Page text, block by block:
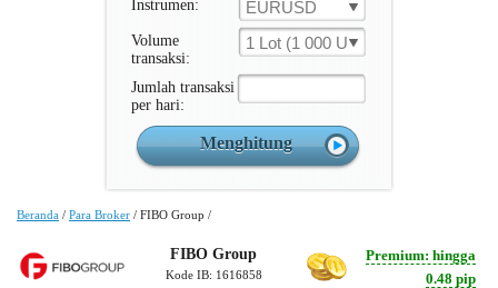
Instrumen: EURUSD
Volume
transaksi:
1 Lot (1 000 Unit )
Jumlah transaksi
per hari:
Beranda / Para Broker / FIBO Group /
FIBO Group
Kode IB: 1616858
Premium: hingga
0.48 pip